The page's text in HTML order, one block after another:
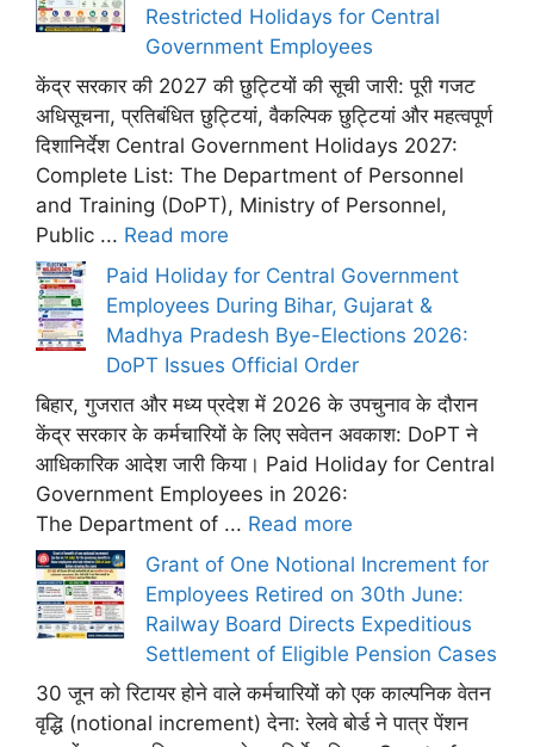
Restricted Holidays for Central
Government Employees
केंद्र सरकार की 2027 की छुट्टियों की सूची जारी: पूरी गजट
अधिसूचना, प्रतिबंधित छुट्टियां, वैकल्पिक छुट्टियां और महत्वपूर्ण
दिशानिर्देश Central Government Holidays 2027:
Complete List: The Department of Personnel
and Training (DoPT), Ministry of Personnel,
Public ... Read more
Paid Holiday for Central Government
Employees During Bihar, Gujarat &
Madhya Pradesh Bye-Elections 2026:
DoPT Issues Official Order
बिहार, गुजरात और मध्य प्रदेश में 2026 के उपचुनाव के दौरान
केंद्र सरकार के कर्मचारियों के लिए सवेतन अवकाश: DoPT ने
आधिकारिक आदेश जारी किया। Paid Holiday for Central
Government Employees in 2026:
The Department of ... Read more
Grant of One Notional Increment for
Employees Retired on 30th June:
Railway Board Directs Expeditious
Settlement of Eligible Pension Cases
30 जून को रिटायर होने वाले कर्मचारियों को एक काल्पनिक वेतन
वृद्धि (notional increment) देना: रेलवे बोर्ड ने पात्र पेंशन